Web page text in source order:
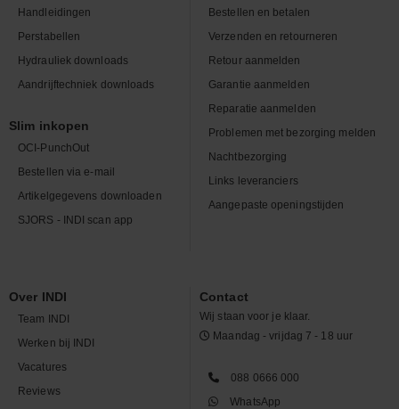
Handleidingen
Perstabellen
Hydrauliek downloads
Aandrijftechniek downloads
Slim inkopen
OCI-PunchOut
Bestellen via e-mail
Artikelgegevens downloaden
SJORS - INDI scan app
Bestellen en betalen
Verzenden en retourneren
Retour aanmelden
Garantie aanmelden
Reparatie aanmelden
Problemen met bezorging melden
Nachtbezorging
Links leveranciers
Aangepaste openingstijden
Over INDI
Team INDI
Werken bij INDI
Vacatures
Reviews
Contact
Wij staan voor je klaar.
Maandag - vrijdag 7 - 18 uur
088 0666 000
WhatsApp